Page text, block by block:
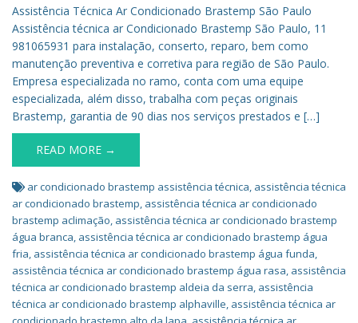
Assistência Técnica Ar Condicionado Brastemp São Paulo
Assistência técnica ar Condicionado Brastemp São Paulo, 11
981065931 para instalação, conserto, reparo, bem como
manutenção preventiva e corretiva para região de São Paulo.
Empresa especializada no ramo, conta com uma equipe
especializada, além disso, trabalha com peças originais
Brastemp, garantia de 90 dias nos serviços prestados e […]
READ MORE →
ar condicionado brastemp assistência técnica, assistência técnica
ar condicionado brastemp, assistência técnica ar condicionado
brastemp aclimação, assistência técnica ar condicionado brastemp
água branca, assistência técnica ar condicionado brastemp água
fria, assistência técnica ar condicionado brastemp água funda,
assistência técnica ar condicionado brastemp água rasa, assistência
técnica ar condicionado brastemp aldeia da serra, assistência
técnica ar condicionado brastemp alphaville, assistência técnica ar